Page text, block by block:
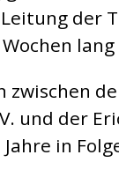
der
lang
und der
Jahre in